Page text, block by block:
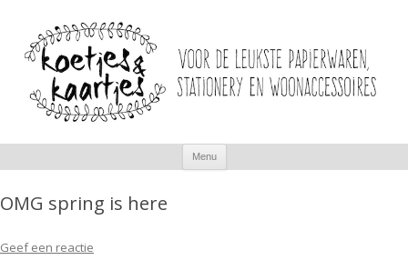
Menu
inhoud
OMG spring is here
Geef een reactie